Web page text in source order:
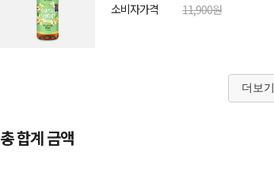
소비자가격 11,900원
더보기
총 합계 금액